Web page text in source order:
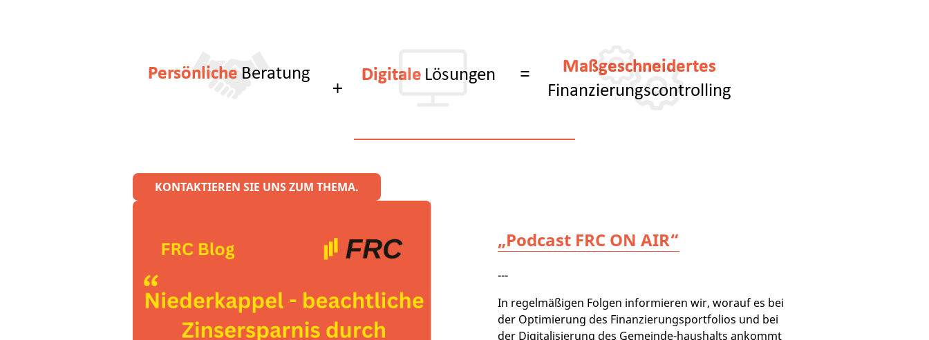
KONTAKTIEREN SIE UNS ZUM THEMA.
„Podcast FRC ON AIR“
---
In regelmäßigen Folgen informieren wir, worauf es bei
der Optimierung des Finanzierungsportfolios und bei
der Digitalisierung des Gemeinde-haushalts ankommt